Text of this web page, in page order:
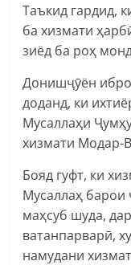
Таъкид гардид,
ба хизмати
зиёд ба роҳ
Донишҷӯён
доданд, ки
Мусаллаҳи
хизмати Модар-
Бояд гуфт, ки
Мусаллаҳ
маҳсуб шуда,
ватанпарварӣ,
намудани